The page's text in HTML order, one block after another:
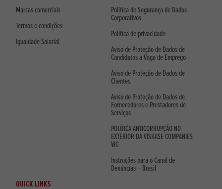
Marcas comerciais
Termos e condições
Igualdade Salarial
Política de Segurança de Dados
Corporativos
Política de privacidade
Aviso de Proteção de Dados de
Candidatos a Vaga de Emprego
Aviso de Proteção de Dados de
Clientes
Aviso de Proteção de Dados de
Fornecedores e Prestadores de
Serviços
POLÍTICA ANTICORRUPÇÃO NO
EXTERIOR DA VISKASE COMPANIES
WC
Instruções para o Canal de
Denúncias – Brasil
QUICK LINKS